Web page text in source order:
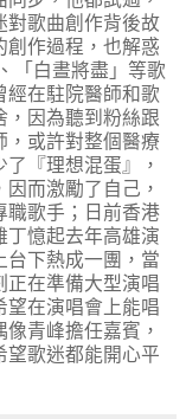
對歌曲創作背後故
創作過程，也解惑
「白晝將盡」等歌
經在駐院醫師和歌
，因為聽到粉絲跟
，或許對整個醫療
『理想混蛋』，
而激勵了自己，
職歌手；日前香港
丁憶起去年高雄演
台下熱成一團，當
正在準備大型演唱
望在演唱會上能唱
青峰擔任嘉賓，
望歌迷都能開心平